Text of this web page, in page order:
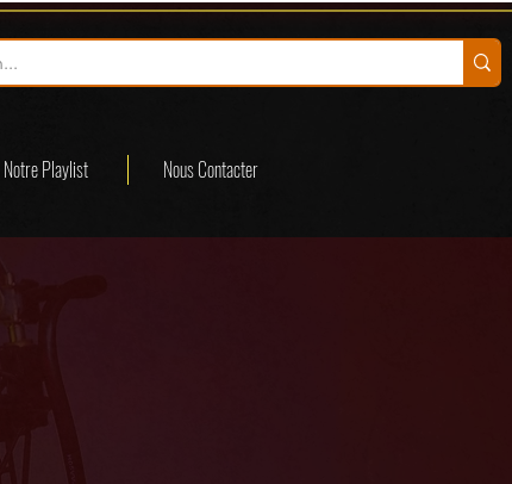
Notre Playlist Nous Contacter